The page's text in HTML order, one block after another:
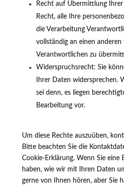
Recht auf Übermittlung
Recht, alle Ihre
die Verarbeitung
vollständig an einen
Verantwortlichen zu
Widerspruchsrecht: Sie
Ihrer Daten widersprechen.
sei denn, es liegen
Bearbeitung vor.
Um diese Rechte auszuüben,
Bitte beachten Sie die
Cookie-Erklärung. Wenn Sie eine
haben, wie wir mit Ihren Daten
gerne von Ihnen hören, aber Sie